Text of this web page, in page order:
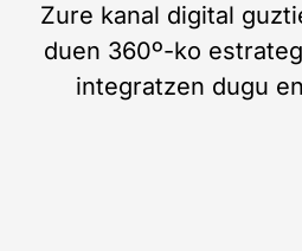
Zure kanal digital
duen 360º-ko
integratzen dugu